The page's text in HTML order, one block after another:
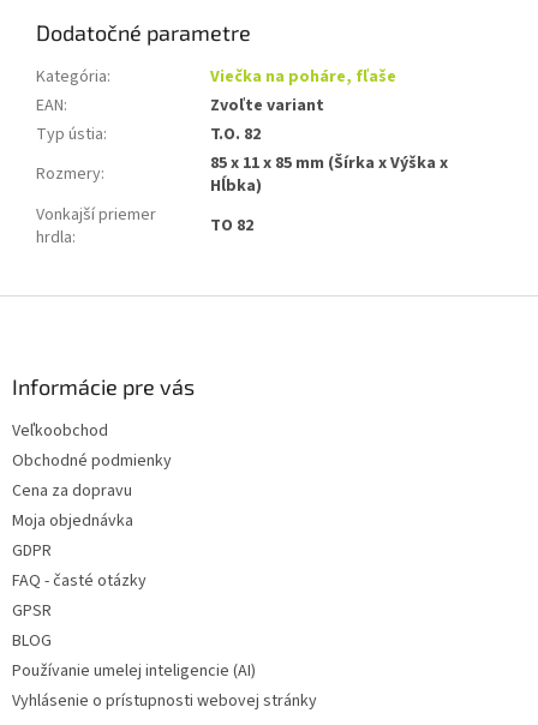
Dodatočné parametre
Kategória:
Viečka na poháre, fľaše
EAN:
Zvoľte variant
Typ ústia:
T.O. 82
Rozmery:
85 x 11 x 85 mm (Šírka x Výška x
Hĺbka)
Vonkajší priemer
hrdla: TO 82
Informácie pre vás
Veľkoobchod
Obchodné podmienky
Cena za dopravu
Moja objednávka
GDPR
FAQ - časté otázky
GPSR
BLOG
Používanie umelej inteligencie (AI)
Vyhlásenie o prístupnosti webovej stránky